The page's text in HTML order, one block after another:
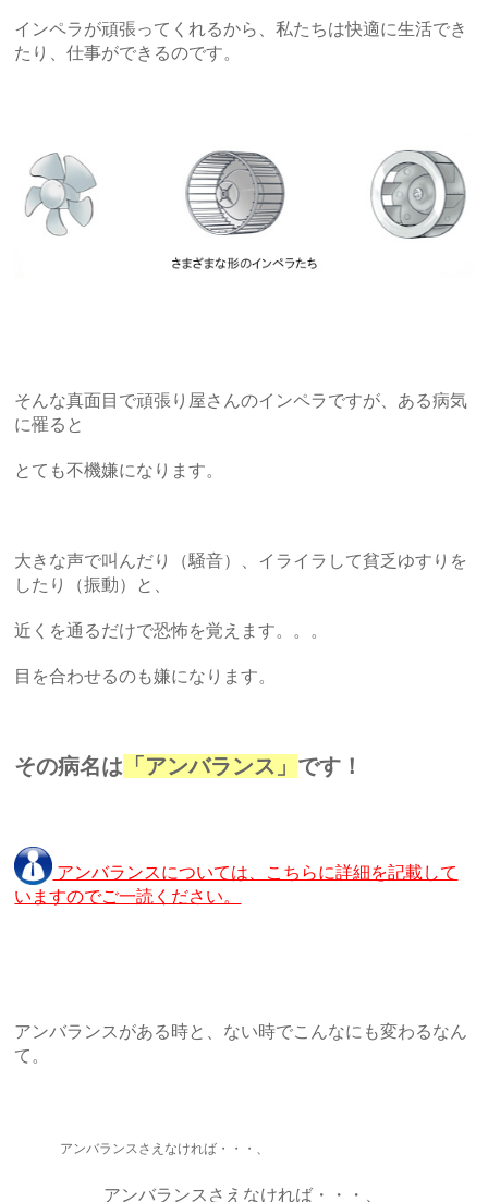
インペラが頑張ってくれるから、私たちは快適に生活でき
たり、仕事ができるのです。
そんな真面目で頑張り屋さんのインペラですが、ある病気
に罹ると
とても不機嫌になります。
大きな声で叫んだり（騒音）、イライラして貧乏ゆすりを
したり（振動）と、
近くを通るだけで恐怖を覚えます。。。
目を合わせるのも嫌になります。
その病名は 「アンバランス」 です！
アンバランスについては、こちらに詳細を記載して
いますのでご一読ください。
アンバランスがある時と、ない時でこんなにも変わるなん
て。
アンバランスさえなければ・・・ 、
アンバランスさえなければ・・・、